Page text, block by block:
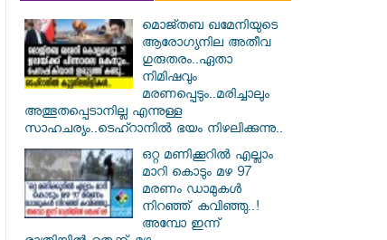
മൊജ്തബ ഖമേനിയുടെ
ആരോഗ്യനില അതീവ
ഗുരുതരം..ഏതാ
നിമിഷവും
മരണപ്പെടും..മരിച്ചാലും
അത്ഭുതപ്പെടാനില്ല എന്നുള്ള
സാഹചര്യം..ടെഹ്റാനിൽ ഭയം നിഴലിക്കുന്നു..
ഒറ്റ മണിക്കൂറിൽ എല്ലാം
മാറി കൊടും മഴ 97
മരണം ഡാമുകൾ
നിറഞ്ഞ് കവിഞ്ഞു..!
അമ്പോ ഇന്ന്